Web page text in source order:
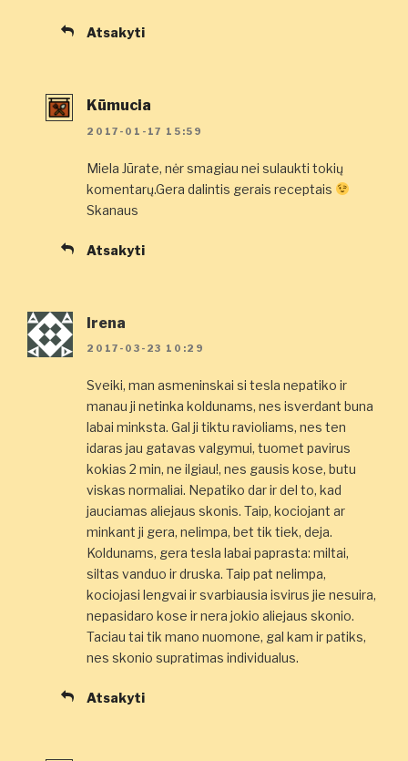
Atsakyti
Kūmucia
2017-01-17 15:59
Miela Jūrate, nėr smagiau nei sulaukti tokių
komentarų.Gera dalintis gerais receptais
Skanaus
Atsakyti
Irena
2017-03-23 10:29
Sveiki, man asmeninskai si tesla nepatiko ir
manau ji netinka koldunams, nes isverdant buna
labai minksta. Gal ji tiktu ravioliams, nes ten
idaras jau gatavas valgymui, tuomet pavirus
kokias 2 min, ne ilgiau!, nes gausis kose, butu
viskas normaliai. Nepatiko dar ir del to, kad
jauciamas aliejaus skonis. Taip, kociojant ar
minkant ji gera, nelimpa, bet tik tiek, deja.
Koldunams, gera tesla labai paprasta: miltai,
siltas vanduo ir druska. Taip pat nelimpa,
kociojasi lengvai ir svarbiausia isvirus jie nesuira,
nepasidaro kose ir nera jokio aliejaus skonio.
Taciau tai tik mano nuomone, gal kam ir patiks,
nes skonio supratimas individualus.
Atsakyti